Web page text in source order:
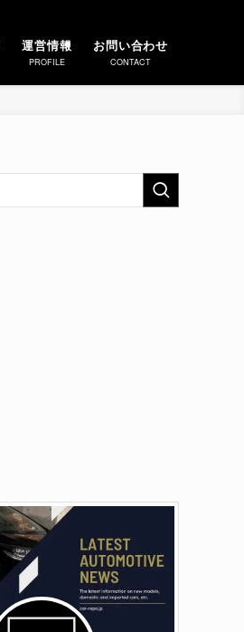
運営情報
PROFILE
お問い合わせ
CONTACT